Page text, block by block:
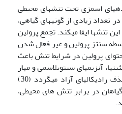
اسمزی تحت تنشهای محیطی
زیادی از گونه­های گیاهی،
تنش­ها ایفا می­کند. تجمع پرولین
سنتز پرولین و غیر فعال شدن
پرولین در شرایط تنش باعث
آنزیم­های سیتوپلاسمی و مهار
گونه­های فعال اکسیژن و حذف رادیکال­های آزاد می­گردد (30)
در برابر تنش های محیطی،